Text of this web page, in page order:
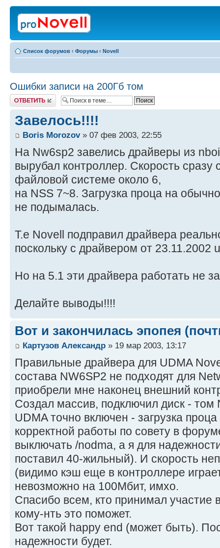
Список форумов ‹ Форумы ‹ Novell
Ошибки записи на 200Гб том
Ответить
Завелось!!!!
Boris Morozov» 07 фев 2003, 22:55
На Nw6sp2 завелись драйверы из
вырубал контроллер. Скорость сразу
файловой системе около 6,
на NSS 7~8. Загрузка проца на
не подымалась.
Т.е Novell подправил драйвера
поскольку с драйвером от 23.11.2002
Но на 5.1 эти драйвера работать не
Делайте выводы!!!!
Вот и закончилась эпопея
Картузов Александр » 19 мар 2003, 13:17
Правильные драйвера для UDMA
состава NW6SP2 не подходят для
приобрели мне наконец внешний
Создал массив, подключил диск - том
UDMA точно включен - загрузка
корректной работы по совету в
выключать /nodma, а я для
поставил 40-жильный). И скорость
(видимо кэш еще в контроллере
невозможно на 100Мбит, имхо.
Спасибо всем, кто принимал участие
кому-нть это поможет.
Вот такой happy end (может быть).
надежности будет.